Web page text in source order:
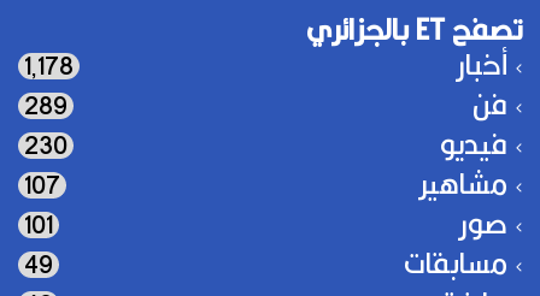
تصفح ET بالجزائري
أخبار 1٬178
فن 289
فيديو 230
مشاهير 107
صور 101
مسابقات 49